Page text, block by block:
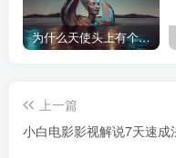
为什么天使头上有个圈？
上一篇
小白电影影视解说7天速成